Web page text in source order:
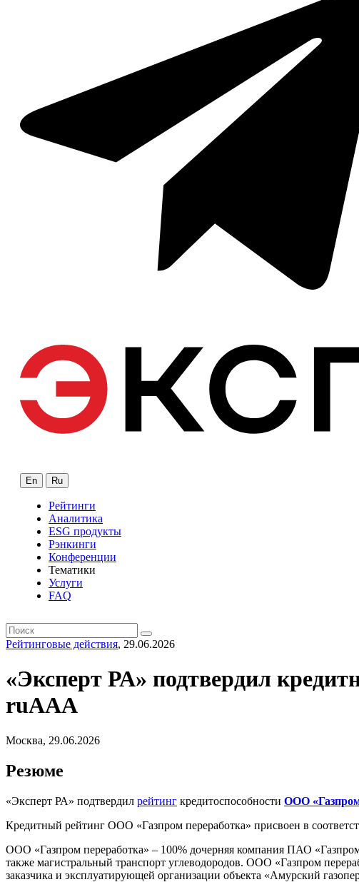
En Ru
Рейтинги
Аналитика
ESG продукты
Рэнкинги
Конференции
Тематики
Услуги
FAQ
Рейтинговые действия, 29.06.2026
«Эксперт РА» подтвердил
ruAАA
Москва, 29.06.2026
Резюме
«Эксперт РА» подтвердил рейтинг кредитоспособности ООО
Кредитный рейтинг ООО «Газпром переработка» присвоен в
ООО «Газпром переработка» – 100% дочерняя компания ПАО
также магистральный транспорт углеводородов. ООО «Газпром
заказчика и эксплуатирующей организации объекта «Амурский